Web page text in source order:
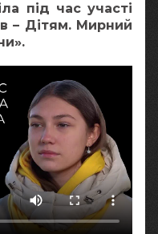
під час участі
– Дітям. Мирний